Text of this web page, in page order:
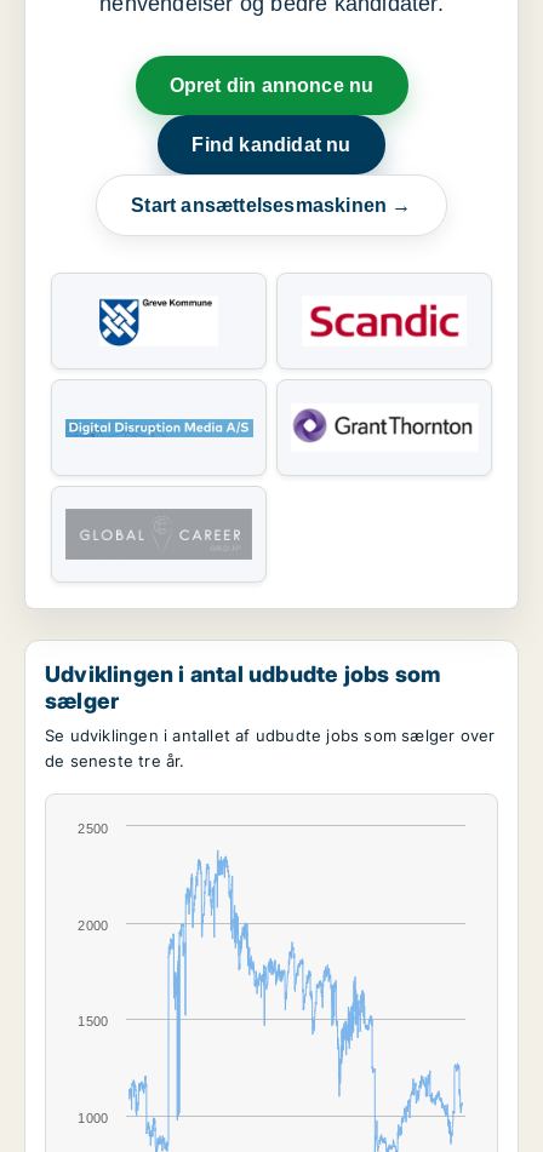
Opret din annonce nu
Find kandidat nu
Start ansættelsesmaskinen →
Udviklingen i antal udbudte jobs som
sælger
Se udviklingen i antallet af udbudte jobs som sælger over
de seneste tre år.
1000
1500
2000
2500